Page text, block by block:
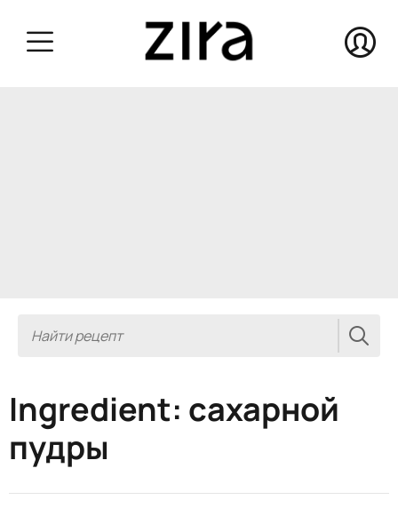
Ingredient: сахарной
пудры